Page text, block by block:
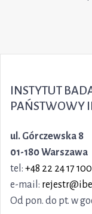
INSTYTUT
PAŃSTWOWY
ul. Górczewska 8
01-180 Warszawa
tel: +48 22 24 17 100
e-mail:
Od pon. do pt. w